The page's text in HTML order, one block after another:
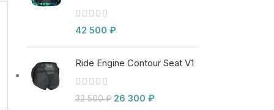
42 500 ₽
Ride Engine Contour Seat V1
32 500₽ 26 300 ₽